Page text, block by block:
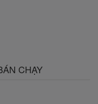
CHẠY